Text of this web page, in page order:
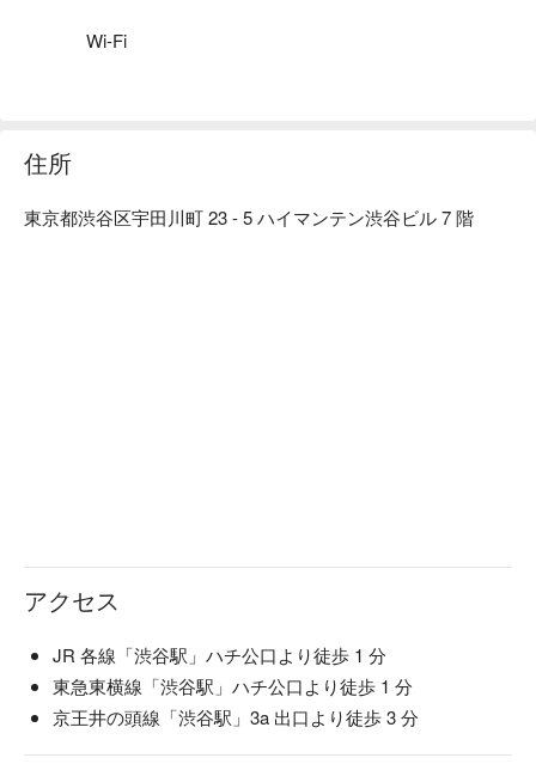
プライベート。銀座、渋谷は全席個室のため接待にも最適。
Wi-Fi
住所
東京都渋谷区宇田川町 23 - 5 ハイマンテン渋谷ビル 7 階
アクセス
JR 各線「渋谷駅」ハチ公口より徒歩 1 分
東急東横線「渋谷駅」ハチ公口より徒歩 1 分
京王井の頭線「渋谷駅」3a 出口より徒歩 3 分